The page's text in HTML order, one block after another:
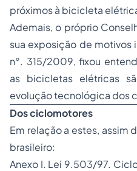
próximos à bicicleta
Ademais, o próprio
sua exposição de motivos
n°. 315/2009, fixou
as bicicletas elétricas
evolução tecnológica dos
Dos ciclomotores
Em relação a estes, assim
brasileiro:
Anexo I. Lei 9.503/97.